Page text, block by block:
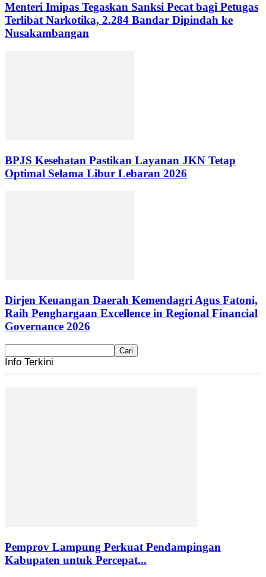
Menteri Imipas Tegaskan Sanksi Pecat bagi Petugas
Terlibat Narkotika, 2.284 Bandar Dipindah ke
Nusakambangan
BPJS Kesehatan Pastikan Layanan JKN Tetap
Optimal Selama Libur Lebaran 2026
Dirjen Keuangan Daerah Kemendagri Agus Fatoni,
Raih Penghargaan Excellence in Regional Financial
Governance 2026
Info Terkini
Pemprov Lampung Perkuat Pendampingan
Kabupaten untuk Percepat...